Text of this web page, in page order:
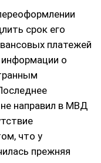
срок его
платежей
о
направил в МВД
что у
прежняя